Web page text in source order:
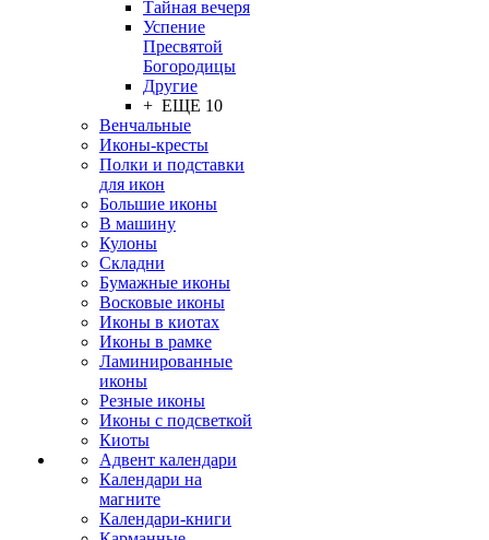
Тайная вечеря
Успение
Пресвятой
Богородицы
Другие
+ ЕЩЕ 10
Венчальные
Иконы-кресты
Полки и подставки
для икон
Большие иконы
В машину
Кулоны
Складни
Бумажные иконы
Восковые иконы
Иконы в киотах
Иконы в рамке
Ламинированные
иконы
Резные иконы
Иконы с подсветкой
Киоты
Адвент календари
Календари на
магните
Календари-книги